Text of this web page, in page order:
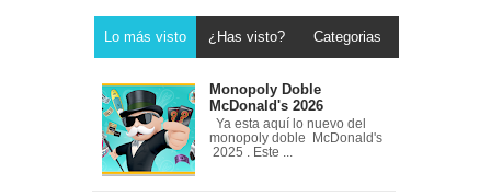
Lo más visto ¿Has visto? Categorias
Monopoly Doble
McDonald's 2026
Ya esta aquí lo nuevo del
monopoly doble McDonald's
2025 . Este ...